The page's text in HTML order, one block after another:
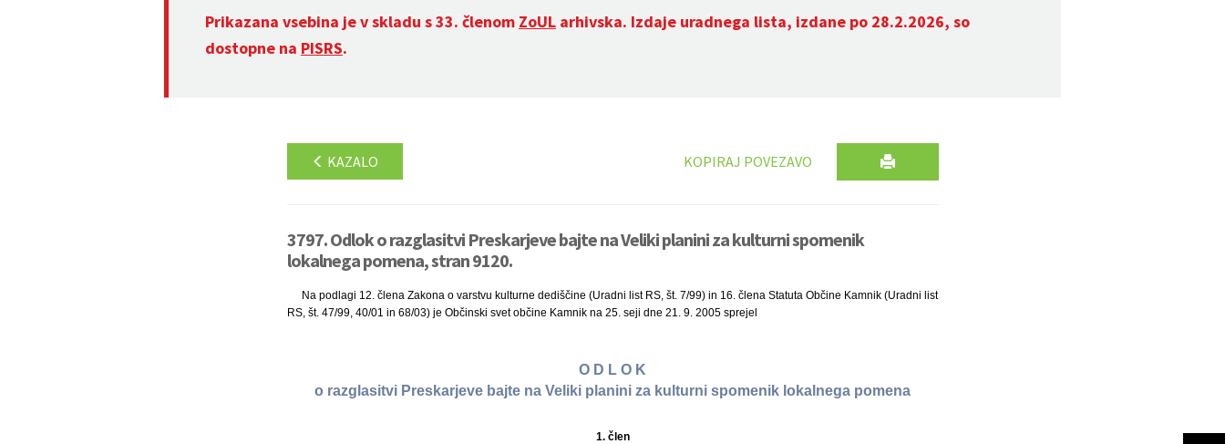
Prikazana vsebina je v skladu s 33. členom ZoUL arhivska. Izdaje uradnega lista, izdane po 28.2.2026, so
dostopne na PISRS.
KAZALO KOPIRAJ POVEZAVO
3797. Odlok o razglasitvi Preskarjeve bajte na Veliki planini za kulturni spomenik
lokalnega pomena, stran 9120.
Na podlagi 12. člena Zakona o varstvu kulturne dediščine (Uradni list RS, št. 7/99) in 16. člena Statuta Občine Kamnik (Uradni list
RS, št. 47/99, 40/01 in 68/03) je Občinski svet občine Kamnik na 25. seji dne 21. 9. 2005 sprejel
O D L O K
o razglasitvi Preskarjeve bajte na Veliki planini za kulturni spomenik lokalnega pomena
1. člen